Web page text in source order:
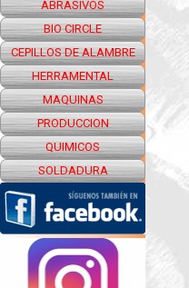
ABRASIVOS
BIO CIRCLE
CEPILLOS DE ALAMBRE
HERRAMENTAL
MAQUINAS
PRODUCCION
QUIMICOS
SOLDADURA